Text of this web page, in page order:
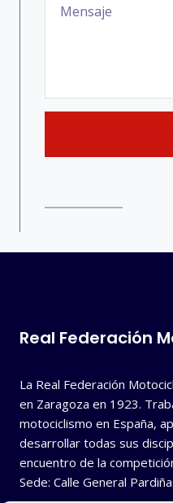
Real Federación
La Real Federación
en Zaragoza en 1923.
motociclismo en España,
desarrollar todas sus
encuentro de la
Sede: Calle General